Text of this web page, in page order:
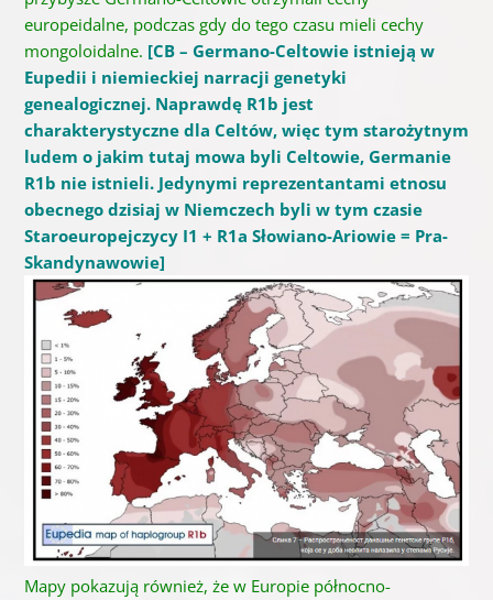
europeidalne, podczas gdy do tego czasu mieli cechy
mongoloidalne. [CB – Germano-Celtowie istnieją w
Eupedii i niemieckiej narracji genetyki
genealogicznej. Naprawdę R1b jest
charakterystyczne dla Celtów, więc tym starożytnym
ludem o jakim tutaj mowa byli Celtowie, Germanie
R1b nie istnieli. Jedynymi reprezentantami etnosu
obecnego dzisiaj w Niemczech byli w tym czasie
Staroeuropejczycy I1 + R1a Słowiano-Ariowie = Pra-
Skandynawowie]
Mapy pokazują również, że w Europie północno-